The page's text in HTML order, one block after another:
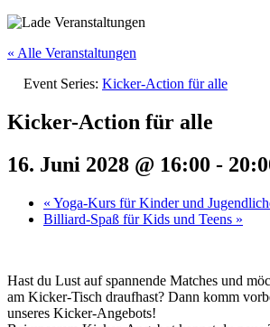
« Alle Veranstaltungen
Event Series: Kicker-Action für alle
Kicker-Action für alle
16. Juni 2028 @ 16:00 -
« Yoga-Kurs für Kinder und
Billiard-Spaß für Kids und Teens »
Hast du Lust auf spannende Matches und
am Kicker-Tisch draufhast? Dann komm
unseres Kicker-Angebots!